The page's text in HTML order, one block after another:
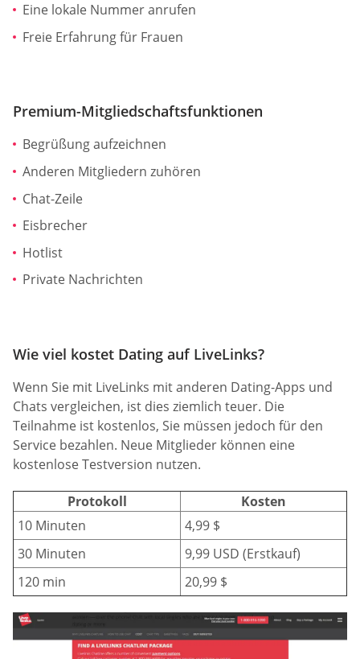
Eine lokale Nummer anrufen
Freie Erfahrung für Frauen
Premium-Mitgliedschaftsfunktionen
Begrüßung aufzeichnen
Anderen Mitgliedern zuhören
Chat-Zeile
Eisbrecher
Hotlist
Private Nachrichten
Wie viel kostet Dating auf LiveLinks?
Wenn Sie mit LiveLinks mit anderen Dating-Apps und
Chats vergleichen, ist dies ziemlich teuer. Die
Teilnahme ist kostenlos, Sie müssen jedoch für den
Service bezahlen. Neue Mitglieder können eine
kostenlose Testversion nutzen.
Protokoll
Kosten
10 Minuten
4,99 $
30 Minuten
9,99 USD (Erstkauf)
120 min
20,99 $